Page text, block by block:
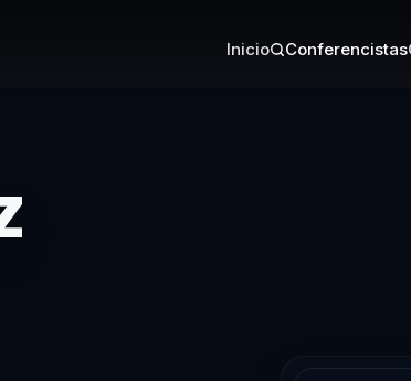
Inicio Conferencistas
–